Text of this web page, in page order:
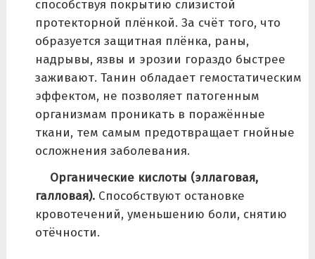
способствуя покрытию слизистой
протекторной плёнкой. За счёт того, что
образуется защитная плёнка, раны,
надрывы, язвы и эрозии гораздо быстрее
заживают. Танин обладает гемостатическим
эффектом, не позволяет патогенным
организмам проникать в поражённые
ткани, тем самым предотвращает гнойные
осложнения заболевания.
Органические кислоты (эллаговая,
галловая). Способствуют остановке
кровотечений, уменьшению боли, снятию
отёчности.